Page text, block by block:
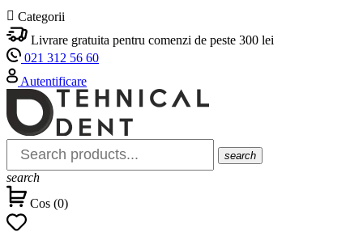
 Categorii
Livrare gratuita pentru comenzi de peste 300 lei
021 312 56 60
Autentificare
search
search
Cos (0)